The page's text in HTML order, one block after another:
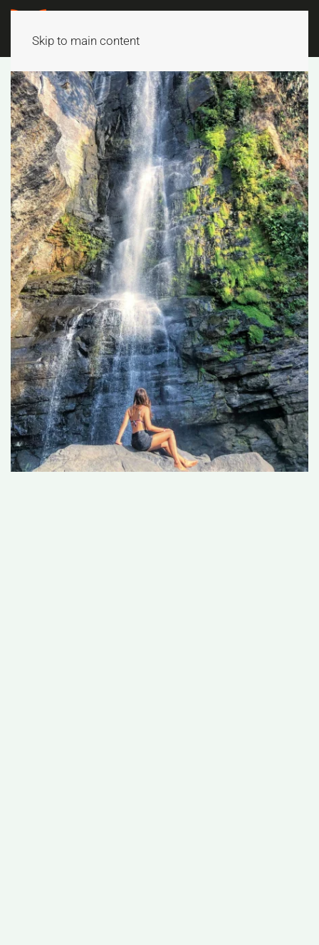
Skip to main content
ECOTOURISME RESPONSABLE
VOYAGE SUR
MESURE AU
COSTA RICA